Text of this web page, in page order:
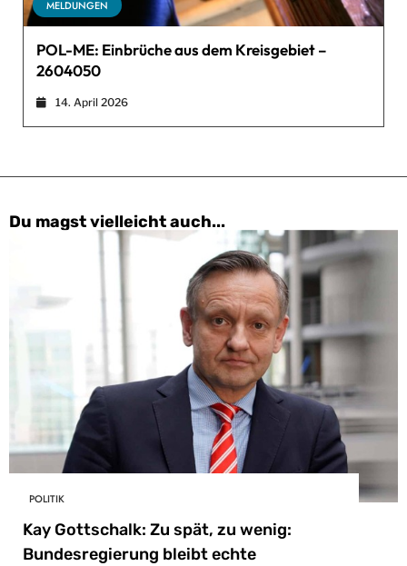
MELDUNGEN
POL-ME: Einbrüche aus dem Kreisgebiet –
2604050
14. April 2026
Du magst vielleicht auch...
POLITIK
Kay Gottschalk: Zu spät, zu wenig:
Bundesregierung bleibt echte